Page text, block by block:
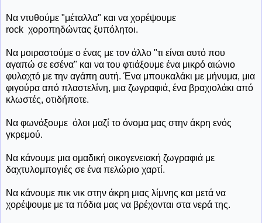
Να ντυθούμε "μέταλλα" και να χορέψουμε
rock χοροπηδώντας ξυπόλητοι.
Να μοιραστούμε ο ένας με τον άλλο "τι είναι αυτό που
αγαπώ σε εσένα" και να του φτιάξουμε ένα μικρό αιώνιο
φυλαχτό με την αγάπη αυτή. Ένα μπουκαλάκι με μήνυμα, μια
φιγούρα από πλαστελίνη, μια ζωγραφιά, ένα βραχιολάκι από
κλωστές, οτιδήποτε.
Να φωνάξουμε όλοι μαζί το όνομα μας στην άκρη ενός
γκρεμού.
Να κάνουμε μια ομαδική οικογενειακή ζωγραφιά με
δαχτυλομπογιές σε ένα πελώριο χαρτί.
Να κάνουμε πικ νικ στην άκρη μιας λίμνης και μετά να
χορέψουμε με τα πόδια μας να βρέχονται στα νερά της.